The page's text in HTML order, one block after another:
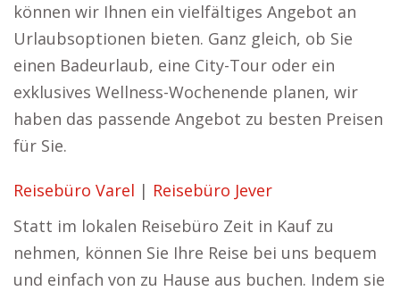
können wir Ihnen ein vielfältiges Angebot an
Urlaubsoptionen bieten. Ganz gleich, ob Sie
einen Badeurlaub, eine City-Tour oder ein
exklusives Wellness-Wochenende planen, wir
haben das passende Angebot zu besten Preisen
für Sie.
Reisebüro Varel | Reisebüro Jever
Statt im lokalen Reisebüro Zeit in Kauf zu
nehmen, können Sie Ihre Reise bei uns bequem
und einfach von zu Hause aus buchen. Indem sie